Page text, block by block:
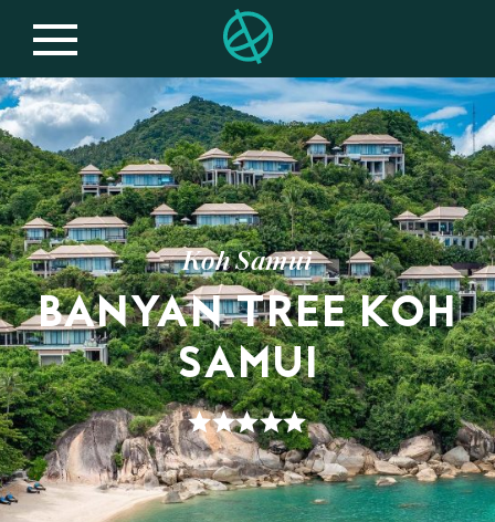
Koh Samui
BANYAN TREE KOH
SAMUI